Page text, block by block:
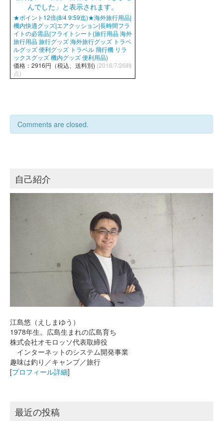
★ポイント12倍(8/4 9:59迄)★海外旅行用品|
機内快適グッズ|エアクッション|長時間フラ
イトの必需品|フライトシート(旅行用品 海外
旅行用品 旅行グッズ 海外旅行グッズ トラベ
ルグッズ 便利グッズ トラベル 飛行機 リラ
ックスグッズ 機内グッズ 便利用品)
価格：2916円（税込、送料別) (2016/7/26時
点)
Comments are closed.
自己紹介
江島悠（えしまゆう）
1978年生。広島生まれの広島育ち
株式会社オモロッソ代表取締役
インターネットのシステム開発事業
趣味は釣り／キャンプ／旅行
[プロフィール詳細]
最近の投稿